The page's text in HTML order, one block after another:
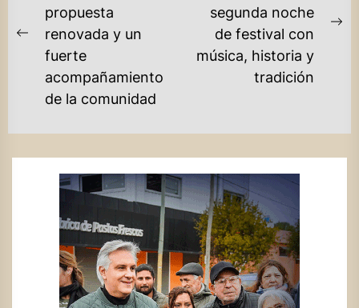
ENTRADAS
Previous
post:
propuesta
renovada y un
fuerte
acompañamiento
de la comunidad
segunda noche
de festival con
música, historia y
tradición